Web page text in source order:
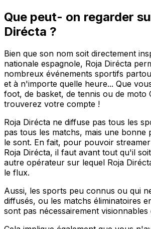
Que peut- on regarder
Dirécta ?
Bien que son nom soit directement
nationale espagnole, Roja Dirécta
nombreux événements sportifs
et à n'importe quelle heure... Que
foot, de basket, de tennis ou de moto
trouverez votre compte !
Roja Dirécta ne diffuse pas tous les
pas tous les matchs, mais une bonne
le sont. En fait, pour pouvoir
Roja Dirécta, il faut avant tout qu'il
autre opérateur sur lequel Roja
le flux.
Aussi, les sports peu connus ou qui
diffusés, ou les matchs éliminatoires
sont pas nécessairement visionnables